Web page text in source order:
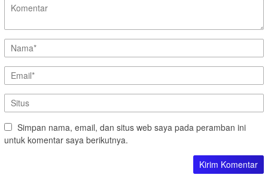
Simpan nama, email, dan situs web saya pada peramban ini
untuk komentar saya berikutnya.